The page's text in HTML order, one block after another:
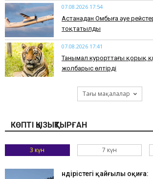
07.08.2026 17:54
Астанадан Омбыға әуе
тоқтатылды
07.08.2026 17:41
​Танымал курорттағы қорық
жолбарыс өлтірді
Тағы мақалалар
КӨПТІ ҚЫЗЫҚТЫРҒАН
3 күн 7 күн
Өндірістегі қайғылы оқиға: